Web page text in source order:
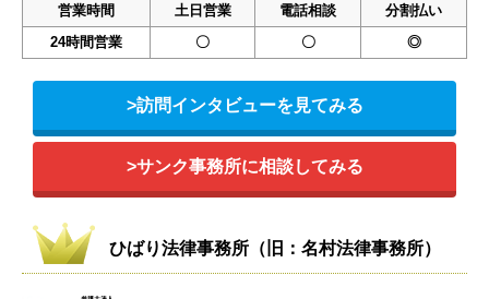
営業時間
土日営業 電話相談
分割払い
24時間営業
〇 〇 ◎
>訪問インタビューを見てみる
>サンク事務所に相談してみる
ひばり法律事務所（旧：名村法律事務所）